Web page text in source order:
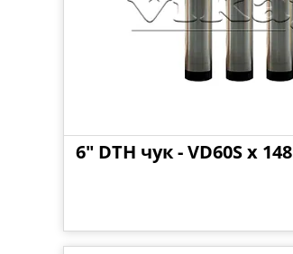
6" DTH чук - VD60S x 148